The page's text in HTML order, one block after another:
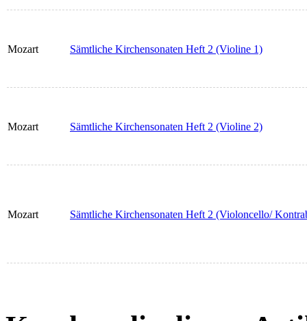
Mozart Sämtliche Kirchensonaten Heft 2 (Violine 1)
Mozart Sämtliche Kirchensonaten Heft 2 (Violine 2)
Mozart Sämtliche Kirchensonaten Heft 2 (Violoncello/